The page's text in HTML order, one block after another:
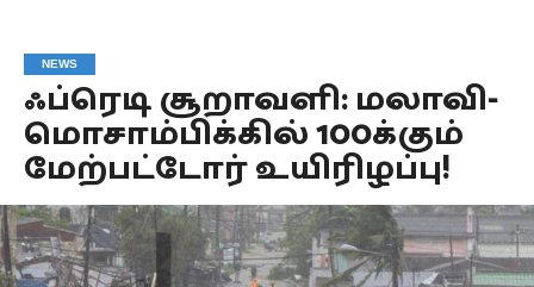
NEWS
ஃப்ரெடி சூறாவளி: மலாவி-
மொசாம்பிக்கில் 100க்கும்
மேற்பட்டோர் உயிரிழப்பு!